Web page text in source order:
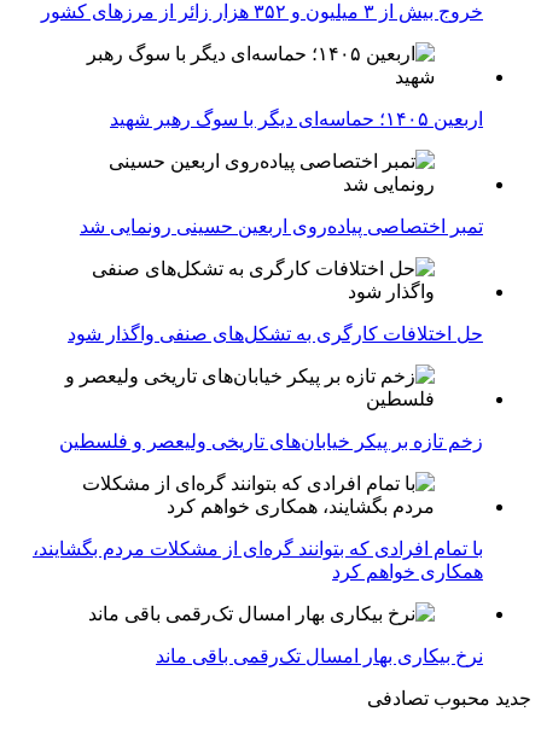
خروج بیش از ۳ میلیون و ۳۵۲ هزار زائر از مرزهای کشور
اربعین ۱۴۰۵؛ حماسه‌ای دیگر با سوگ رهبر شهید
تمبر اختصاصی پیاده‌روی اربعین حسینی رونمایی شد
حل اختلافات کارگری به تشکل‌های صنفی واگذار شود
زخم تازه بر پیکر خیابان‌های تاریخی ولیعصر و فلسطین
با تمام افرادی که بتوانند گره‌ای از مشکلات مردم بگشایند،
همکاری خواهم کرد
نرخ بیکاری بهار امسال تک‌رقمی باقی ماند
جدید محبوب تصادفی